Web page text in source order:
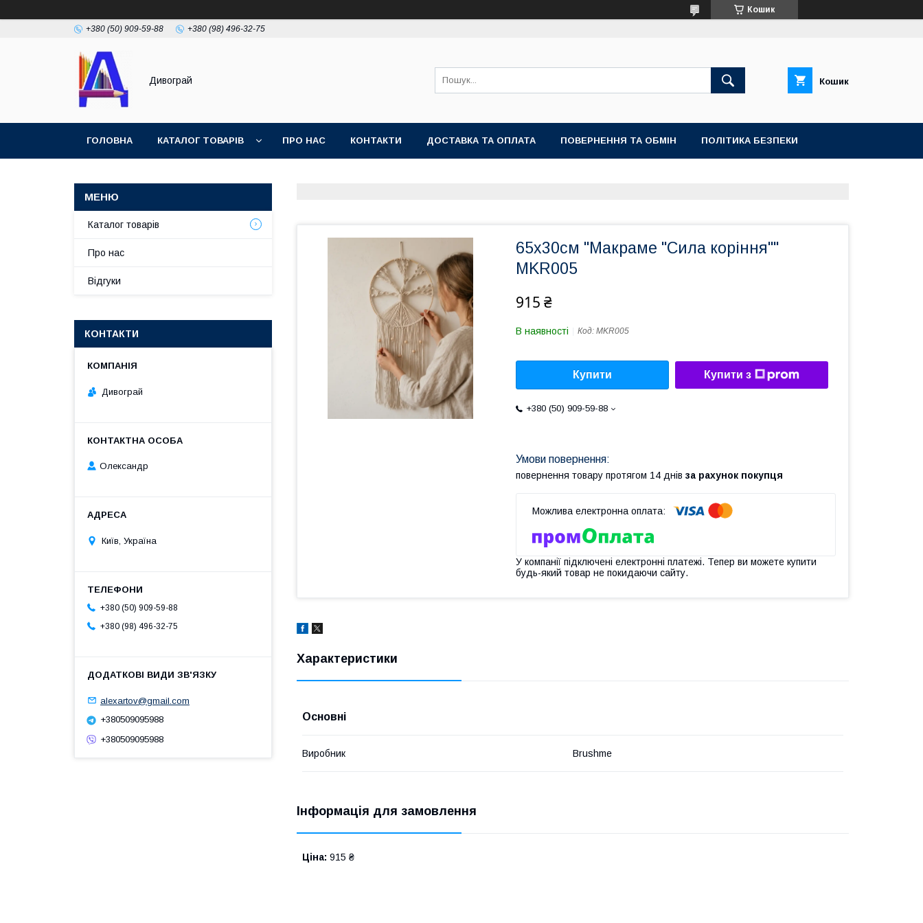
Кошик
+380 (50) 909-59-88 +380 (98) 496-32-75
Дивограй Кошик
ГОЛОВНА КАТАЛОГ ТОВАРІВ ПРО НАС КОНТАКТИ ДОСТАВКА ТА ОПЛАТА ПОВЕРНЕННЯ ТА ОБМІН ПОЛІТИКА БЕЗПЕКИ
65x30см "Макраме "Сила коріння""
MKR005
915 ₴
В наявності Код: MKR005
Купити Купити з
+380 (50) 909-59-88
повернення товару протягом 14 днів за рахунок покупця
У компанії підключені електронні платежі. Тепер ви можете купити
будь-який товар не покидаючи сайту.
Характеристики
Основні
Виробник Brushme
Інформація для замовлення
Ціна: 915 ₴
Каталог товарів
Про нас
Відгуки
КОНТАКТИ
Дивограй
Олександр
Київ, Україна
+380 (50) 909-59-88
+380 (98) 496-32-75
alexartov@gmail.com
+380509095988
+380509095988